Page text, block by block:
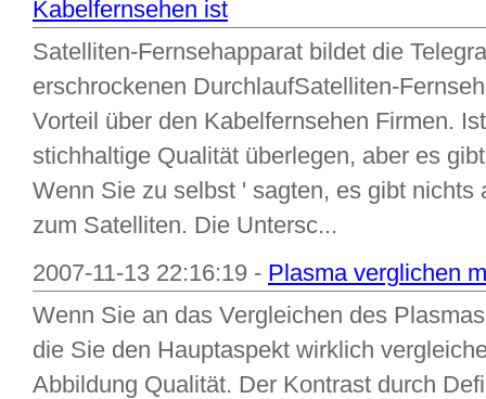
Kabelfernsehen ist
Satelliten-Fernsehapparat bildet die
erschrockenen DurchlaufSatelliten-
Vorteil über den Kabelfernsehen Firmen.
stichhaltige Qualität überlegen, aber es
Wenn Sie zu selbst ' sagten, es gibt nichts
zum Satelliten. Die Untersc...
2007-11-13 22:16:19 - Plasma verglichen
Wenn Sie an das Vergleichen des
die Sie den Hauptaspekt wirklich
Abbildung Qualität. Der Kontrast durch